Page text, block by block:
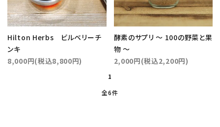
Hilton Herbs ビルベリーチ
ンキ
8,000円(税込8,800円)
酵素のサプリ ～ 100の野菜と果
物 ～
2,000円(税込2,200円)
1
全6件
検索する